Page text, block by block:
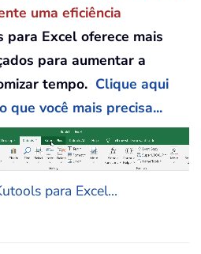
uma eficiência
para Excel oferece mais
para aumentar a
tempo. Clique aqui
que você mais precisa...
para Excel...